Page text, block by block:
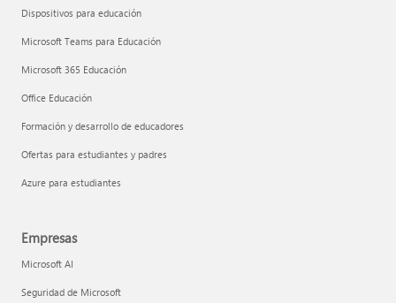
Dispositivos para educación
Microsoft Teams para Educación
Microsoft 365 Educación
Office Educación
Formación y desarrollo de educadores
Ofertas para estudiantes y padres
Azure para estudiantes
Empresas
Microsoft AI
Seguridad de Microsoft